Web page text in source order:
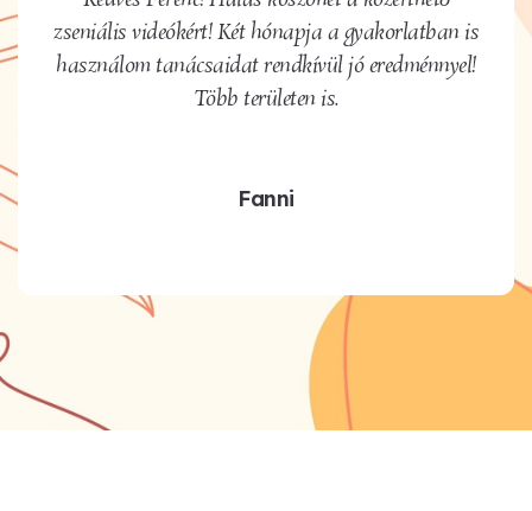
zseniális videókért! Két hónapja a gyakorlatban is
használom tanácsaidat rendkívül jó eredménnyel!
Több területen is.
Fanni